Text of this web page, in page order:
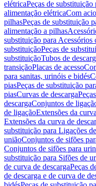
elétricaPeças de
alimentação elétricaCom
pilhasPeças de substituição
alimentação a pilhas
substituição para Acessórios
substituiçãoPeças de
substituiçãoTubos de
transiçãoPlacas de acesso
para sanitas, urinóis e bidés
piasPeças de substituição
piasCurvas de descarga
descargaConjuntos de
de ligaçãoExtensões da
Extensões da curva de
substituição para Ligações
uniãoConjuntos de sifões
Conjuntos de sifões para
substituição para Sifões de
de curva de descargaPeças
de descarga e de curva de